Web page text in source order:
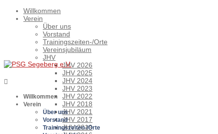
Willkommen
Verein
Über uns
Vorstand
Trainingszeiten-/Orte
Vereinsjubiläum
JHV
JHV 2026
JHV 2025
JHV 2024
JHV 2023
JHV 2022
JHV 2018
JHV 2021
JHV 2017
JHV 2019
Willkommen
Verein
Über uns
Vorstand
Trainingszeiten-/Orte